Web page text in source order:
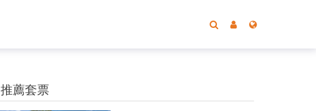
推薦套票